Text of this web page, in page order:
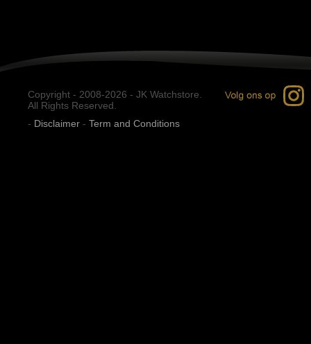
Copyright - 2008-2026 - JK Watchstore.
All Rights Reserved.
- Disclaimer - Term and Conditions